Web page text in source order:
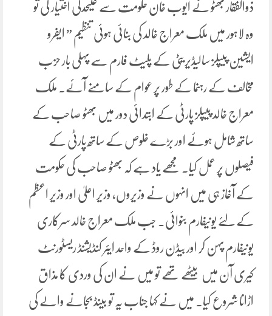
ذوالفقار بھٹو نے ایوب خان حکومت سے علیحدگی اختیار کی تو
وہ لاہور میں ملک معراج خالد کی بنائی ہوئی تنظیم ” ایفرو
ایشین پیپلز سالیڈیریٹی کے پلیٹ فارم سے پہلی بار حزب
مخالف کے رہنما کے طور پر عوام کے سامنے آئے۔ ملک
معراج خالد پیپلز پارٹی کے ابتدائی دور میں بھٹو صاحب کے
ساتھ شامل ہوئے اور بڑے خلوص کے ساتھ پارٹی کے
فیصلوں پر عمل کیا۔ مجھے یاد ہے کہ بھٹو صاحب کی حکومت
کے آغاز ہی میں انہوں نے وزیروں، وزیر اعلیٰ اور وزیر اعظم
کے لئے یونیفارم بنوائی۔ جب ملک معراج خالد سرکاری
یونیفارم پہن کر اور بیڈن روڈ کے واحد ایئر کنڈیشنڈ ریسٹورنٹ
کیری آن میں بیٹھے تھے تو میں نے ان کی وردی کا مذاق
اڑانا شروع کیا۔ میں نے کہا جناب یہ تو بینڈ بجانے والے کی